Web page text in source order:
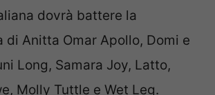
dovrà battere la
di Anitta Omar Apollo, Domi e
Long, Samara Joy, Latto,
Molly Tuttle e Wet Leg.